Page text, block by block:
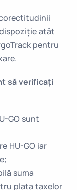
atât
pentru
să verificați
GO sunt
HU-GO iar
suma
plata taxelor